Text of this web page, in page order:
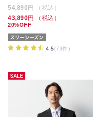
54,890円 （税込）
43,890円 （税込）
20%OFF
4.5(73件)